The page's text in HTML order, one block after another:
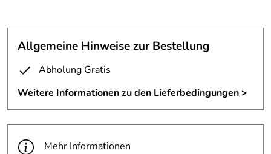
Die Glasscheinben sind auf gelaserte Stahlblech in 3 mm
Stärke berfestigt.
Eine schöne Interpretation einer Ahnengalerie aus Fotos.
Höhe 2 Meter.
Allgemeine Hinweise zur Bestellung
Abholung Gratis
Weitere Informationen zu den Lieferbedingungen >
Mehr Informationen